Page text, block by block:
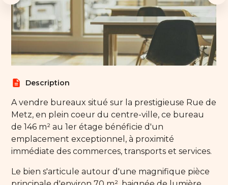
description Description
A vendre bureaux situé sur la prestigieuse Rue de
Metz, en plein coeur du centre-ville, ce bureau
de 146 m² au 1er étage bénéficie d'un
emplacement exceptionnel, à proximité
immédiate des commerces, transports et services.
Le bien s'articule autour d'une magnifique pièce